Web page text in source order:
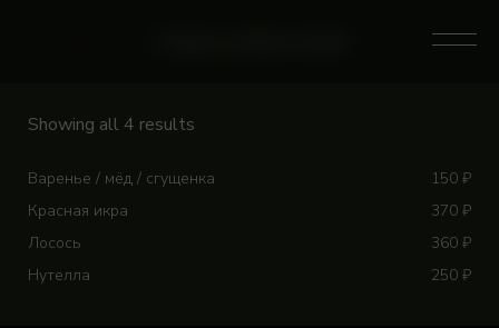
Showing all 4 results
Варенье / мёд / сгущенка 150 ₽
Красная икра
370 ₽
Лосось
360 ₽
Нутелла
250 ₽